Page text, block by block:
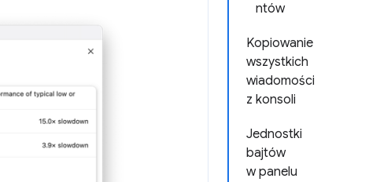
ntów
Kopiowanie
wszystkich
wiadomości
z konsoli
Jednostki
bajtów
w panelu